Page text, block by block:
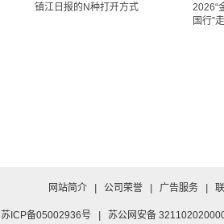
镇江日报的N种打开方式
2026“
国行”
网站简介 公司荣誉 广告服务
苏ICP备05002936号 苏公网安备